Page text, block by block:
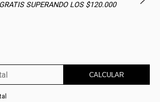
SUPERANDO LOS $120.000
CALCULAR